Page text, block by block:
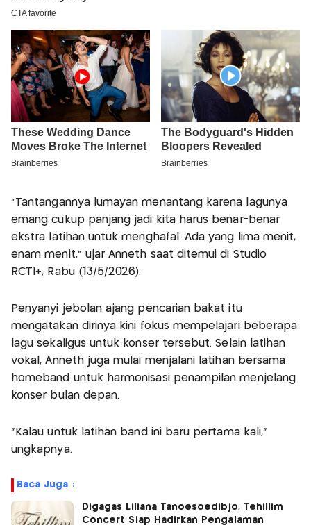
“Tantangannya lumayan menantang karena lagunya
emang cukup panjang jadi kita harus benar-benar
ekstra latihan untuk menghafal. Ada yang lima menit,
enam menit,” ujar Anneth saat ditemui di Studio
RCTI+, Rabu (13/5/2026).
Penyanyi jebolan ajang pencarian bakat itu
mengatakan dirinya kini fokus mempelajari beberapa
lagu sekaligus untuk konser tersebut. Selain latihan
vokal, Anneth juga mulai menjalani latihan bersama
homeband untuk harmonisasi penampilan menjelang
konser bulan depan.
“Kalau untuk latihan band ini baru pertama kali,”
ungkapnya.
Baca Juga :
Digagas Liliana Tanoesoedibjo, Tehillim
Concert Siap Hadirkan Pengalaman